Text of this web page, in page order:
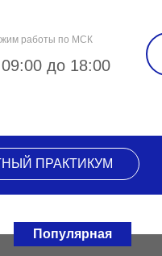
работы по МСК
до 18:00
ПРАКТИКУМ
Популярная